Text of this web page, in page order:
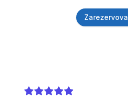
5out of 5 stars